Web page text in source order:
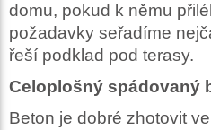
domu, pokud k němu
požadavky seřadíme
řeší podklad pod terasy.
Celoplošný spádovaný
Beton je dobré zhotovit